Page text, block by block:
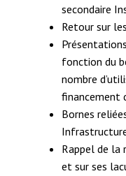
secondaire
Retour sur
fonction du
nombre
financement
Bornes
Rappel de la
et sur ses